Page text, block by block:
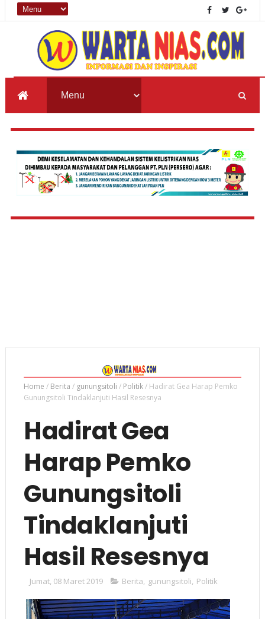
Home / Berita / gunungsitoli / Politik/ Hadirat Gea Harap Pemko
Gunungsitoli Tindaklanjuti Hasil Resesnya
Hadirat Gea
Harap Pemko
Gunungsitoli
Tindaklanjuti
Hasil Resesnya
Jumat, 08 Maret 2019 Berita, gunungsitoli, Politik